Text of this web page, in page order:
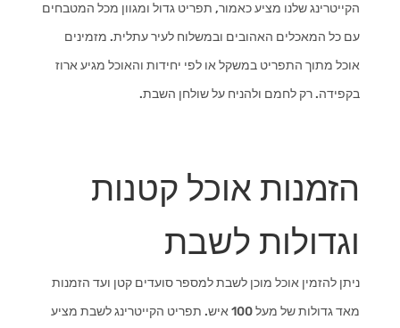
הקייטרינג שלנו מציע כאמור, תפריט גדול ומגוון מכל המטבחים
עם כל המאכלים האהובים ובמשלוח לעיר עתלית. מזמינים
אוכל מתוך התפריט במשקל או לפי יחידות והאוכל מגיע ארוז
בקפידה. רק לחמם ולהניח על שולחן השבת.
הזמנות אוכל קטנות
וגדולות לשבת
ניתן להזמין אוכל מוכן לשבת למספר סועדים קטן ועד הזמנות
מאד גדולות של מעל 100 איש. תפריט הקייטרינג לשבת מציע